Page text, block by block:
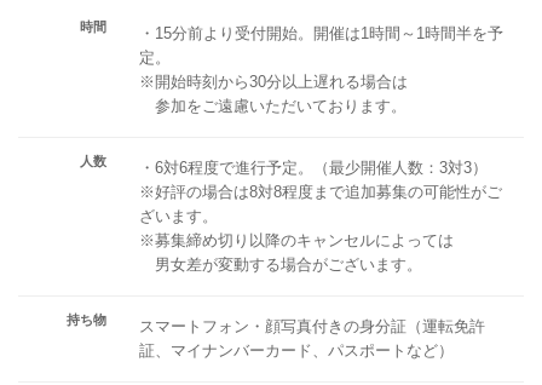
時間
・15分前より受付開始。開催は1時間～1時間半を予
定。
※開始時刻から30分以上遅れる場合は
参加をご遠慮いただいております。
人数
・6対6程度で進行予定。（最少開催人数：3対3）
※好評の場合は8対8程度まで追加募集の可能性がご
ざいます。
※募集締め切り以降のキャンセルによっては
男女差が変動する場合がございます。
持ち物
スマートフォン・顔写真付きの身分証（運転免許
証、マイナンバーカード、パスポートなど）